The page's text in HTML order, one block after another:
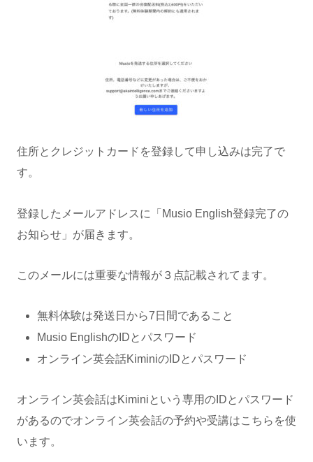
住所とクレジットカードを登録して申し込みは完了で
す。
登録したメールアドレスに「Musio English登録完了の
お知らせ」が届きます。
このメールには重要な情報が３点記載されてます。
無料体験は発送日から7日間であること
Musio EnglishのIDとパスワード
オンライン英会話KiminiのIDとパスワード
オンライン英会話はKiminiという専用のIDとパスワード
があるのでオンライン英会話の予約や受講はこちらを使
います。